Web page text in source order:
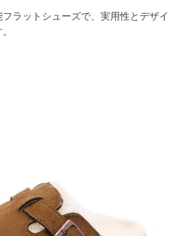
ラットシューズで、実用性とデザイ